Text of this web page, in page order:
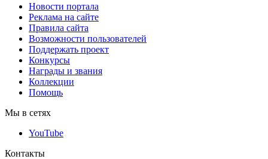
Новости портала
Реклама на сайте
Правила сайта
Возможности пользователей
Поддержать проект
Конкурсы
Награды и звания
Коллекции
Помощь
Мы в сетях
YouTube
Контакты